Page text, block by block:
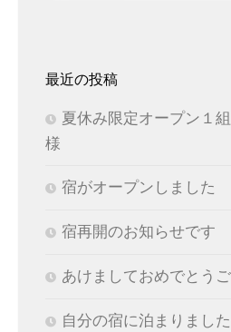
最近の投稿
夏休み限定オープン１
様
宿がオープンしました
宿再開のお知らせです
あけましておめでとう
自分の宿に泊まりました